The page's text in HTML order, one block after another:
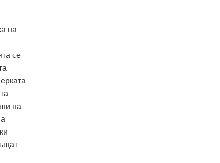
на
се
на